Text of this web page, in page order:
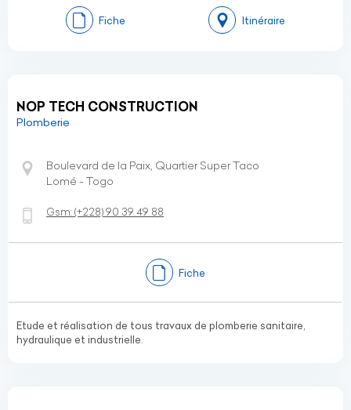
Fiche Itinéraire
NOP TECH CONSTRUCTION
Plomberie
Boulevard de la Paix, Quartier Super Taco
Lomé - Togo
Gsm:(+228)90 39 49 88
Fiche
Etude et réalisation de tous travaux de plomberie sanitaire,
hydraulique et industrielle.